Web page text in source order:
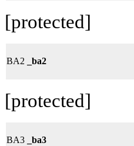
[protected]
BA2 _ba2
[protected]
BA3 _ba3